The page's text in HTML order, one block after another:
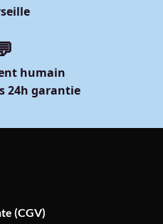
humain
24h garantie
(CGV)